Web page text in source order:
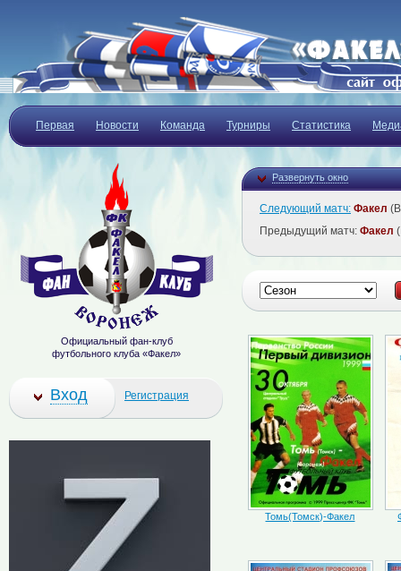
Первая Новости Команда Турниры Статистика
Развернуть окно
Следующий матч: Факел
Предыдущий матч: Факел
Томь(Томск)-Факел
Официальный фан-клуб
футбольного клуба «Факел»
Вход Регистрация